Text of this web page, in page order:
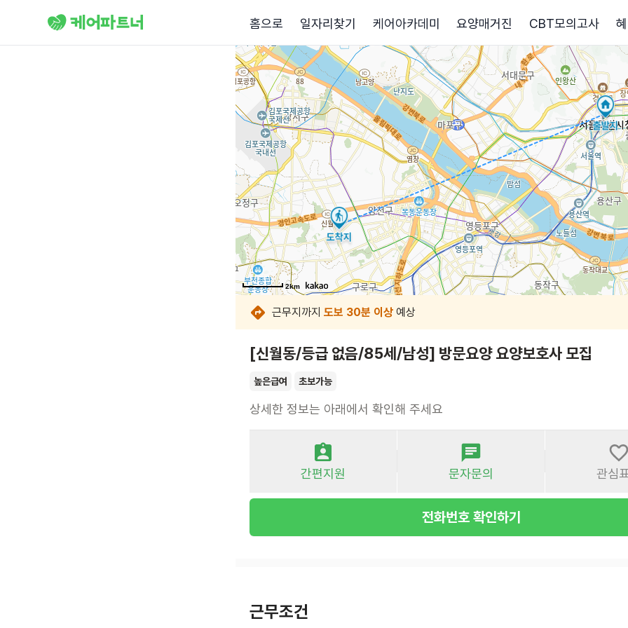
홈으로 일자리찾기 케어아카데미 요양매거진 CBT모의고사
2km
2km
2km
2km
2km
2km
2km
2km
근무지까지 도보 30분 이상 예상
[신월동/등급 없음/85세/남성] 방문요양 요양보호사 모집
높은급여 초보가능
상세한 정보는 아래에서 확인해 주세요
간편지원 문자문의 관심
전화번호 확인하기
근무조건